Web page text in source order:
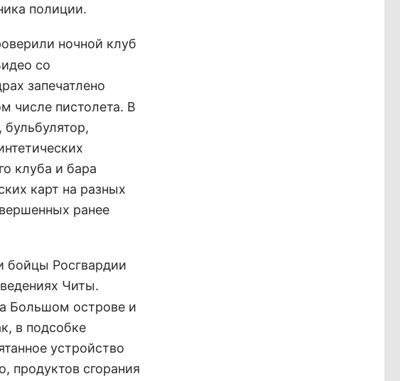
полиции.
ночной клуб
со
запечатлено
числе пистолета. В
клуба и бара
карт на разных
ранее
бойцы Росгвардии
Читы.
Большом острове и
в подсобке
устройство
продуктов сгорания